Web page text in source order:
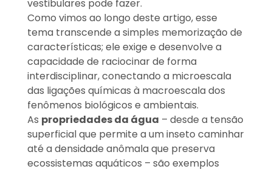
vestibulares pode fazer.
Como vimos ao longo deste artigo, esse
tema transcende a simples memorização de
características; ele exige e desenvolve a
capacidade de raciocinar de forma
interdisciplinar, conectando a microescala
das ligações químicas à macroescala dos
fenômenos biológicos e ambientais.
As propriedades da água – desde a tensão
superficial que permite a um inseto caminhar
até a densidade anômala que preserva
ecossistemas aquáticos – são exemplos